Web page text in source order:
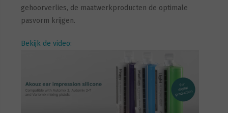
gehoorverlies, de maatwerkproducten de optimale
pasvorm krijgen.
Bekijk de video: